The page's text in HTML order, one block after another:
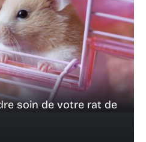
soin de votre rat de